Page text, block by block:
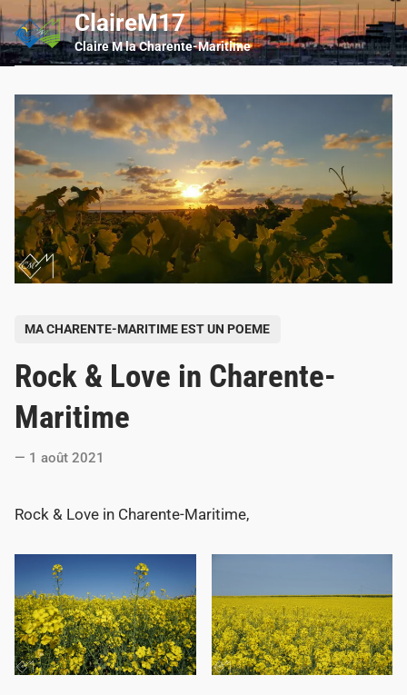
Skip
to
content
ClaireM17
Claire M la Charente-Maritime
Main
Menu
s
t
e
d
n
MA CHARENTE-MARITIME EST UN POEME
Rock & Love in Charente-
Maritime
1 août 2021
Rock & Love in Charente-Maritime,